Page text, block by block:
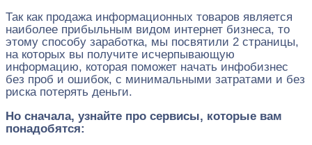
Так как продажа информационных товаров является
наиболее прибыльным видом интернет бизнеса, то
этому способу заработка, мы посвятили 2 страницы,
на которых вы получите исчерпывающую
информацию, которая поможет начать инфобизнес
без проб и ошибок, с минимальными затратами и без
риска потерять деньги.
Но сначала, узнайте про сервисы, которые вам
понадобятся: